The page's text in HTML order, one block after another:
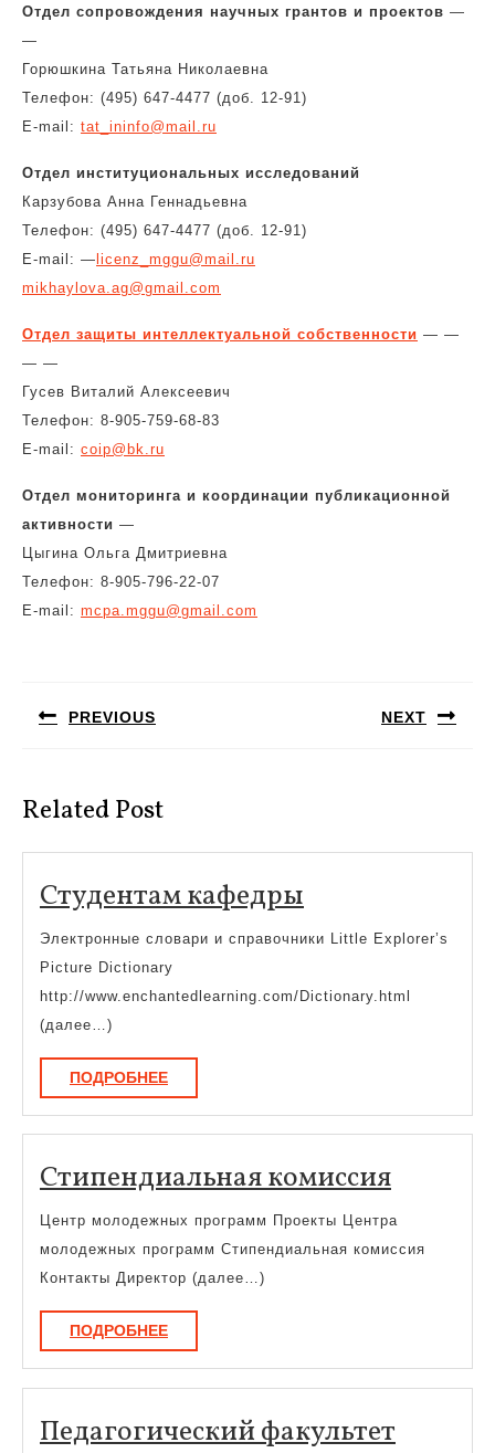
Отдел сопровождения научных грантов и проектов —
—
Горюшкина Татьяна Николаевна
Телефон: (495) 647-4477 (доб. 12-91)
E-mail: tat_ininfo@mail.ru
Отдел институциональных исследований
Карзубова Анна Геннадьевна
Телефон: (495) 647-4477 (доб. 12-91)
E-mail: — licenz_mggu@mail.ru
mikhaylova.ag@gmail.com
Отдел защиты интеллектуальной собственности — —
— —
Гусев Виталий Алексеевич
Телефон: 8-905-759-68-83
E-mail: coip@bk.ru
Отдел мониторинга и координации публикационной
активности —
Цыгина Ольга Дмитриевна
Телефон: 8-905-796-22-07
E-mail: mcpa.mggu@gmail.com
записям
PREVIOUS NEXT
Related Post
Студентам кафедрыСтудентам
кафедры
Электронные словари и справочники Little Explorer’s
Picture Dictionary
http://www.enchantedlearning.com/Dictionary.html
(далее…)
ПОДРОБНЕЕПОДРОБНЕЕ
Стипендиальная комиссия
Центр молодежных программ Проекты Центра
молодежных программ Стипендиальная комиссия
Контакты Директор (далее…)
ПОДРОБНЕЕПОДРОБНЕЕ
Педагогический факультет